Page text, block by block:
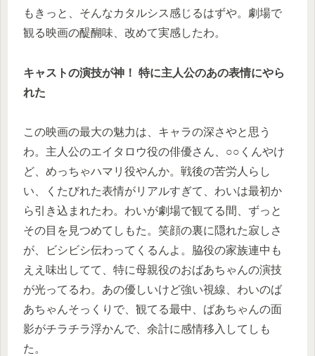
もきっと、そんなカタルシス感じるはずや。劇場で
観る映画の醍醐味、改めて実感したわ。
キャストの演技が神！ 特に主人公のあの表情にやら
れた
この映画の最大の魅力は、キャラの深さやと思う
わ。主人公のエイタロウ役の俳優さん、○○くんやけ
ど、めっちゃハマリ役やんか。戦後の苦労人らし
い、くたびれた表情がリアルすぎて、わいは最初か
ら引き込まれたわ。わいが劇場で観てる間、ずっと
その目を見つめてしもた。笑顔の裏に隠れた寂しさ
が、ビシビシ伝わってくるんよ。脇役の家族連中も
ええ味出してて、特に母親役のおばあちゃんの演技
が光ってるわ。あの優しいけど強い視線、わいのば
あちゃんそっくりで、観てる最中、ばあちゃんの面
影がチラチラ浮かんで、余計に感情移入してしも
た。